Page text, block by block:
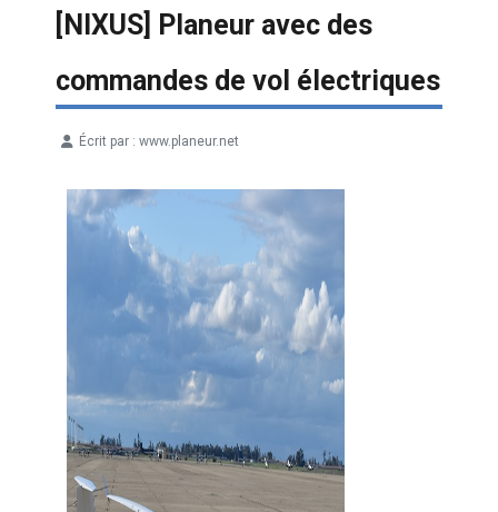
[NIXUS] Planeur avec des
commandes de vol électriques
Écrit par : www.planeur.net